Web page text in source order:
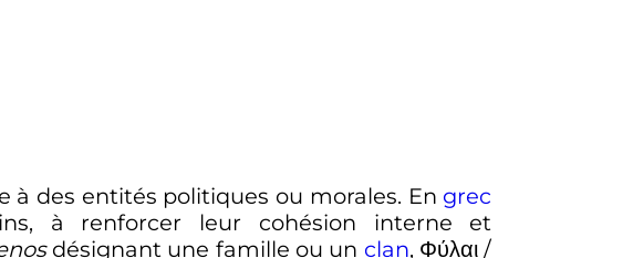
à des entités politiques ou morales. En grec
à renforcer leur cohésion interne et
désignant une famille ou un clan, Φύλαι /